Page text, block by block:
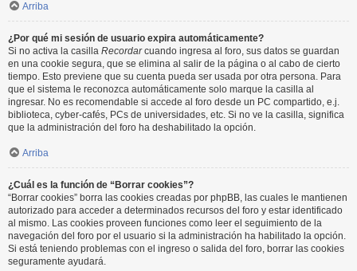
Arriba
¿Por qué mi sesión de usuario expira automáticamente?
Si no activa la casilla Recordarcuando ingresa al foro, sus datos se guardan
en una cookie segura, que se elimina al salir de la página o al cabo de cierto
tiempo. Esto previene que su cuenta pueda ser usada por otra persona. Para
que el sistema le reconozca automáticamente solo marque la casilla al
ingresar. No es recomendable si accede al foro desde un PC compartido, e.j.
biblioteca, cyber-cafés, PCs de universidades, etc. Si no ve la casilla, significa
que la administración del foro ha deshabilitado la opción.
Arriba
¿Cuál es la función de “Borrar cookies”?
“Borrar cookies” borra las cookies creadas por phpBB, las cuales le mantienen
autorizado para acceder a determinados recursos del foro y estar identificado
al mismo. Las cookies proveen funciones como leer el seguimiento de la
navegación del foro por el usuario si la administración ha habilitado la opción.
Si está teniendo problemas con el ingreso o salida del foro, borrar las cookies
seguramente ayudará.